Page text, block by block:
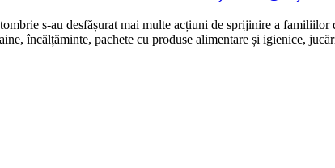
s-au desfășurat mai multe acțiuni de sprijinire a
încălțăminte, pachete cu produse alimentare și igienice,